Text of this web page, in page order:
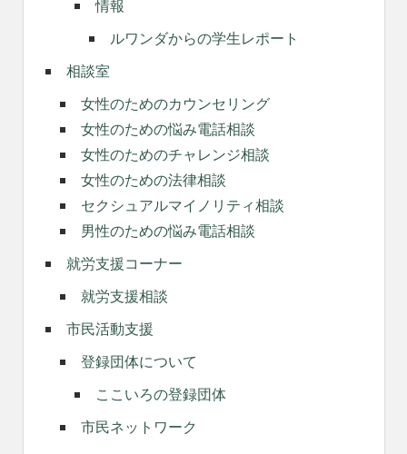
情報
ルワンダからの学生レポート
相談室
女性のためのカウンセリング
女性のための悩み電話相談
女性のためのチャレンジ相談
女性のための法律相談
セクシュアルマイノリティ相談
男性のための悩み電話相談
就労支援コーナー
就労支援相談
市民活動支援
登録団体について
ここいろの登録団体
市民ネットワーク